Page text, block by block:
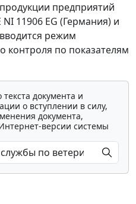
предприятий
11906 EG (Германия) и
режим
контроля по показателям
документа и
о вступлении в силу,
документа,
версии системы